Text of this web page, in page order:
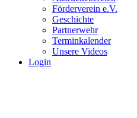
Förderverein e.V.
Geschichte
Partnerwehr
Terminkalender
Unsere Videos
Login